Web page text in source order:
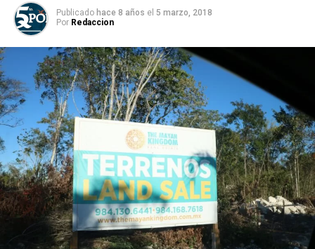
Publicado hace 8 años el 5 marzo, 2018
Por Redaccion